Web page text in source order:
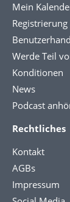
Mein
Registrierung
Werde Teil
Konditionen
News
Podcast
Rechtliches
Kontakt
AGBs
Impressum